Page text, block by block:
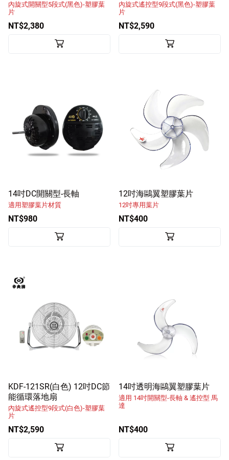
內旋式開關型5段式(黑色)-塑膠葉
片
NT$2,380
內旋式遙控型9段式(黑色)-塑膠葉
片
NT$2,590
14吋DC開關型-長軸
適用塑膠葉片材質
NT$980
12吋海鷗翼塑膠葉片
12吋專用葉片
NT$400
KDF-121SR(白色) 12吋DC節
能循環落地扇
內旋式遙控型9段式(白色)-塑膠葉
片
NT$2,590
14吋透明海鷗翼塑膠葉片
適用 14吋開關型-長軸 & 遙控型 馬
達
NT$400